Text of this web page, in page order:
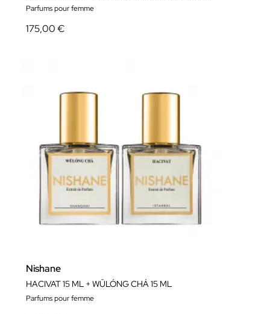
Parfums pour femme
175,00 €
Nishane
HACIVAT 15 ML + WŪLÓNG CHÁ 15 ML
Parfums pour femme